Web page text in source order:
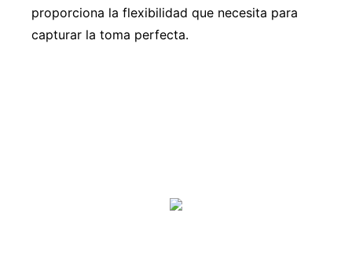
proporciona la flexibilidad que necesita para
capturar la toma perfecta.